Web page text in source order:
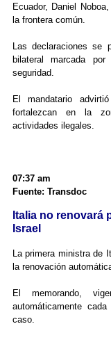
Ecuador, Daniel
la frontera común.
Las declaraciones se
bilateral marcada
seguridad.
El mandatario
fortalezcan en la
actividades ilegales.
07:37 am
Fuente: Transdoc
Italia no renovará
Israel
La primera ministra de
la renovación
El memorando,
automáticamente
caso.